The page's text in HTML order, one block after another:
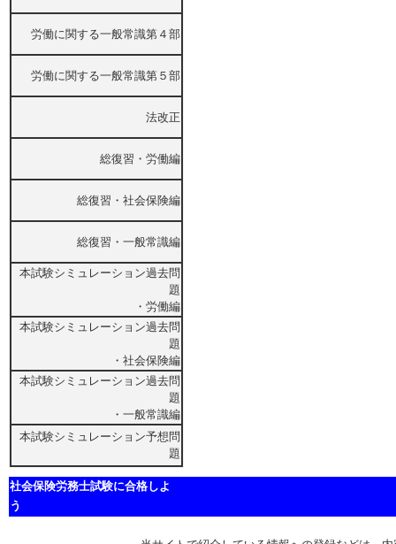
労働に関する一般常識第４部
労働に関する一般常識第５部
法改正
総復習・労働編
総復習・社会保険編
総復習・一般常識編
本試験シミュレーション過去問
題
・労働編
本試験シミュレーション過去問
題
・社会保険編
本試験シミュレーション過去問
題
・一般常識編
本試験シミュレーション予想問
題
社会保険労務士試験に合格しよ
う